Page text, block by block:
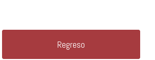
Regreso